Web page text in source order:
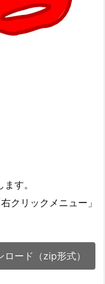
す。
クリックメニュー」
ード（zip形式）